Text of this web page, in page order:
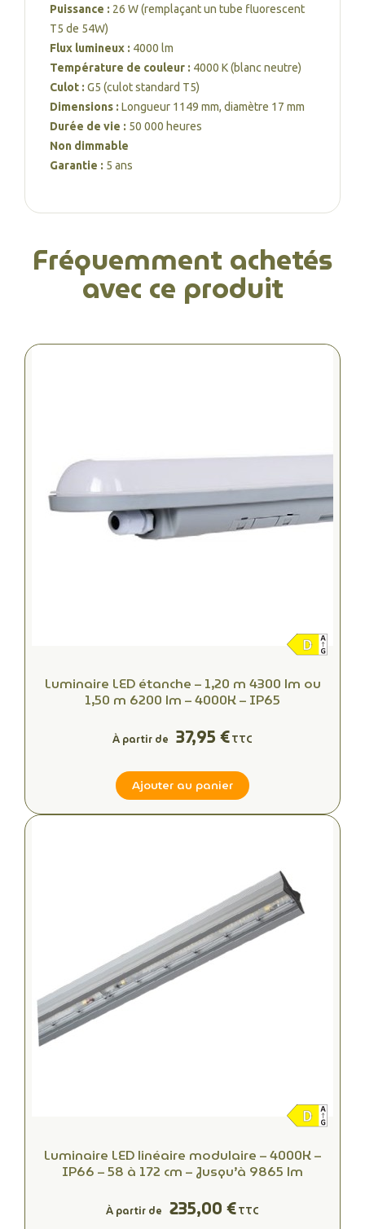
Puissance : 26 W (remplaçant un tube fluorescent
T5 de 54W)
Flux lumineux : 4000 lm
Température de couleur : 4000 K (blanc neutre)
Culot : G5 (culot standard T5)
Dimensions : Longueur 1149 mm, diamètre 17 mm
Durée de vie : 50 000 heures
Non dimmable
Garantie : 5 ans
Fréquemment achetés
avec ce produit
Luminaire LED étanche – 1,20 m 4300 lm ou
1,50 m 6200 lm – 4000K – IP65
À partir de 37,95 €TTC
Ajouter au panier
Luminaire LED linéaire modulaire – 4000K –
IP66 – 58 à 172 cm – Jusqu’à 9865 lm
À partir de 235,00 €TTC